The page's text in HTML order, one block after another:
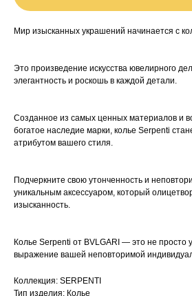
Мир изысканных украшений начинается с
Это произведение искусства ювелирного
элегантность и роскошь в каждой детали.
Созданное из самых ценных материалов и
богатое наследие марки, колье Serpenti
атрибутом вашего стиля.
Подчеркните свою утонченность и
уникальным аксессуаром, который
изысканность.
Колье Serpenti от BVLGARI — это не просто
выражение вашей неповторимой
Коллекция: SERPENTI
Тип изделия: Колье